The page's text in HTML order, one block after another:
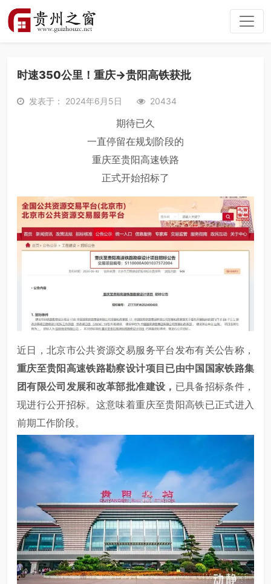
时速350公里！重庆→贵阳高铁获批
发表于： 2024年6月5日 20434
期待已久
一直停留在规划阶段的
重庆至贵阳高速铁路
正式开始招标了
近日，北京市公共资源交易服务平台发布有关公告称，
重庆至贵阳高速铁路勘察设计项目已由中国国家铁路集
团有限公司发展和改革部批准建设， 已具备招标条件，
现进行公开招标。这意味着重庆至贵阳高铁已正式进入
前期工作阶段。